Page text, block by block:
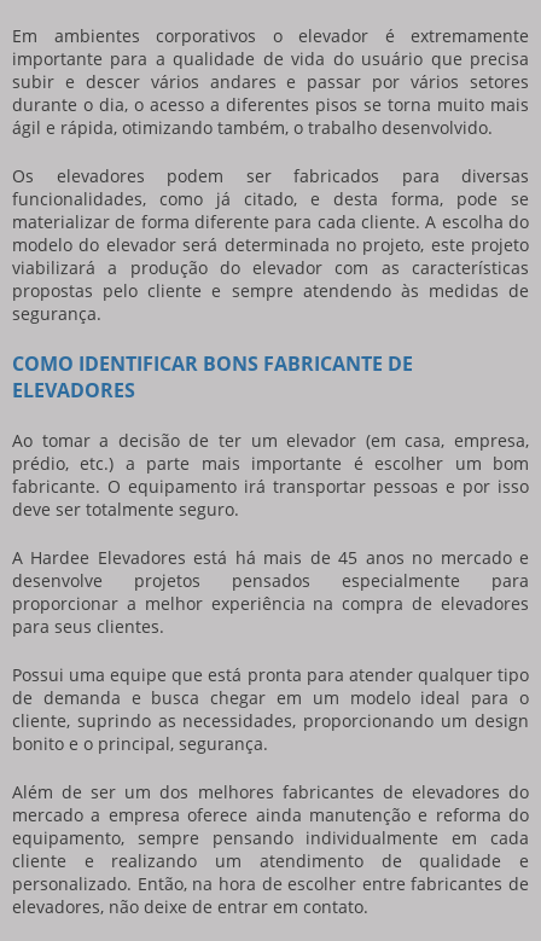
Em ambientes corporativos o elevador é extremamente
importante para a qualidade de vida do usuário que precisa
subir e descer vários andares e passar por vários setores
durante o dia, o acesso a diferentes pisos se torna muito mais
ágil e rápida, otimizando também, o trabalho desenvolvido.
Os elevadores podem ser fabricados para diversas
funcionalidades, como já citado, e desta forma, pode se
materializar de forma diferente para cada cliente. A escolha do
modelo do elevador será determinada no projeto, este projeto
viabilizará a produção do elevador com as características
propostas pelo cliente e sempre atendendo às medidas de
segurança.
COMO IDENTIFICAR BONS FABRICANTE DE
ELEVADORES
Ao tomar a decisão de ter um elevador (em casa, empresa,
prédio, etc.) a parte mais importante é escolher um bom
fabricante. O equipamento irá transportar pessoas e por isso
deve ser totalmente seguro.
A Hardee Elevadores está há mais de 45 anos no mercado e
desenvolve projetos pensados especialmente para
proporcionar a melhor experiência na compra de elevadores
para seus clientes.
Possui uma equipe que está pronta para atender qualquer tipo
de demanda e busca chegar em um modelo ideal para o
cliente, suprindo as necessidades, proporcionando um design
bonito e o principal, segurança.
Além de ser um dos melhores fabricantes de elevadores do
mercado a empresa oferece ainda manutenção e reforma do
equipamento, sempre pensando individualmente em cada
cliente e realizando um atendimento de qualidade e
personalizado. Então, na hora de escolher entrefabricantes de
elevadores, não deixe de entrar em contato.